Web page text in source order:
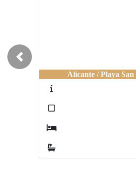
Alicante / Playa San
Previous